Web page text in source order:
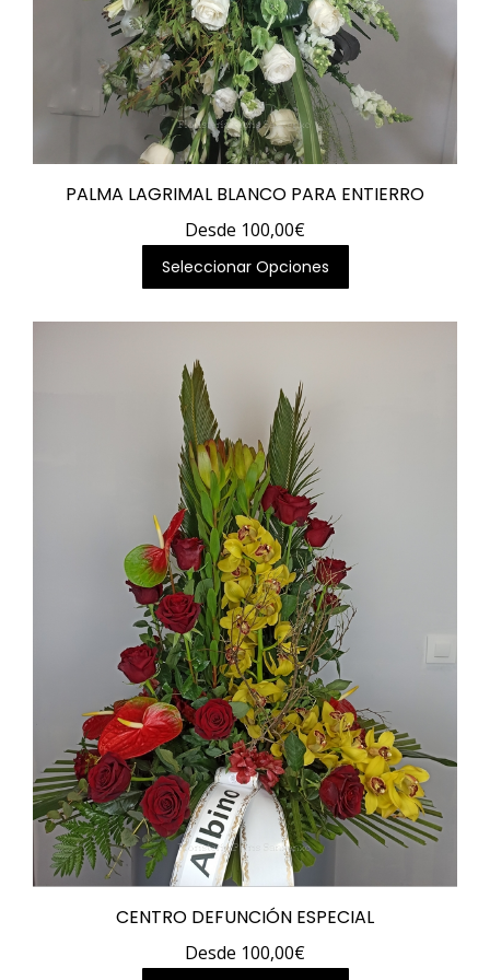
PALMA LAGRIMAL BLANCO PARA ENTIERRO
Desde 100,00€
Seleccionar Opciones
producto
tiene
en
la
página
de
producto
CENTRO DEFUNCIÓN ESPECIAL
Desde 100,00€